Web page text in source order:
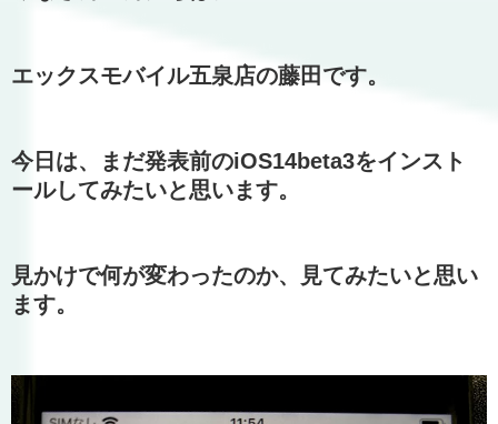
エックスモバイル五泉店の藤田です。
今日は、まだ発表前のiOS14beta3をインスト
ールしてみたいと思います。
見かけで何が変わったのか、見てみたいと思い
ます。